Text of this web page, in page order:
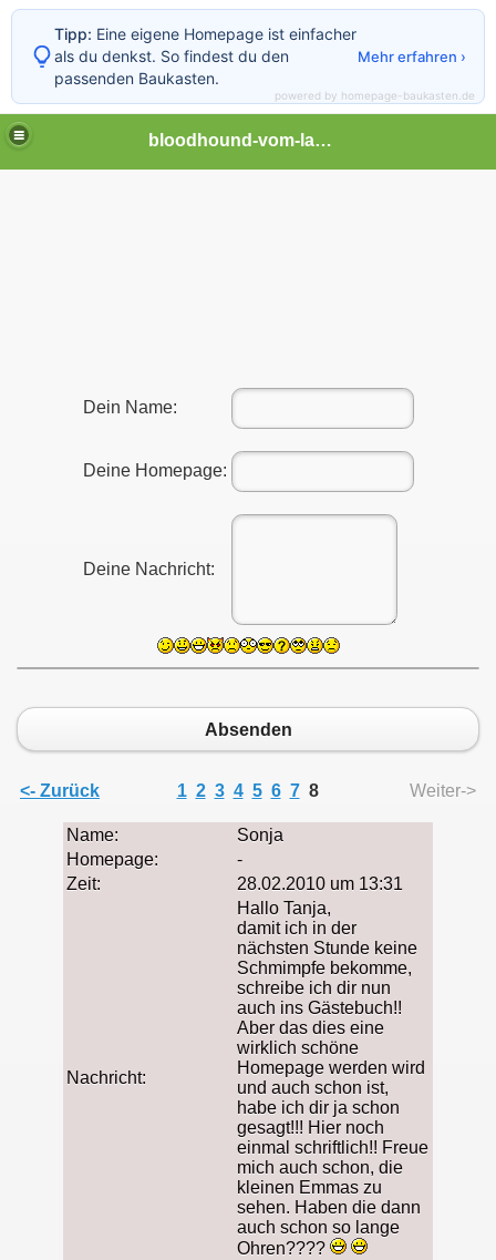
bloodhound-vom-lammetal
Dein Name:
Deine Homepage:
Deine Nachricht:
Absenden
<- Zurück 1 2 3 4 5 6 7 8 Weiter->
Name:
Sonja
Homepage:
-
Zeit:
28.02.2010 um 13:31
Nachricht:
Hallo Tanja,
damit ich in der
nächsten Stunde keine
Schmimpfe bekomme,
schreibe ich dir nun
auch ins Gästebuch!!
Aber das dies eine
wirklich schöne
Homepage werden wird
und auch schon ist,
habe ich dir ja schon
gesagt!!! Hier noch
einmal schriftlich!! Freue
mich auch schon, die
kleinen Emmas zu
sehen. Haben die dann
auch schon so lange
Ohren????
Tipp: Eine eigene Homepage ist einfacher
als du denkst. So findest du den
passenden Baukasten.
Mehr erfahren ›
powered by homepage-baukasten.de